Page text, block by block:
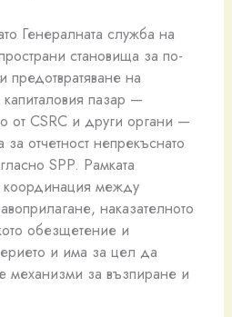
Генералната служба на
становища за по-
предотвратяване на
пазар —
от CSRC и други органи —
за отчетност непрекъснато
SPP. Рамката
координация между
наказателното
обезщетение и
и има за цел да
механизми за възпиране и